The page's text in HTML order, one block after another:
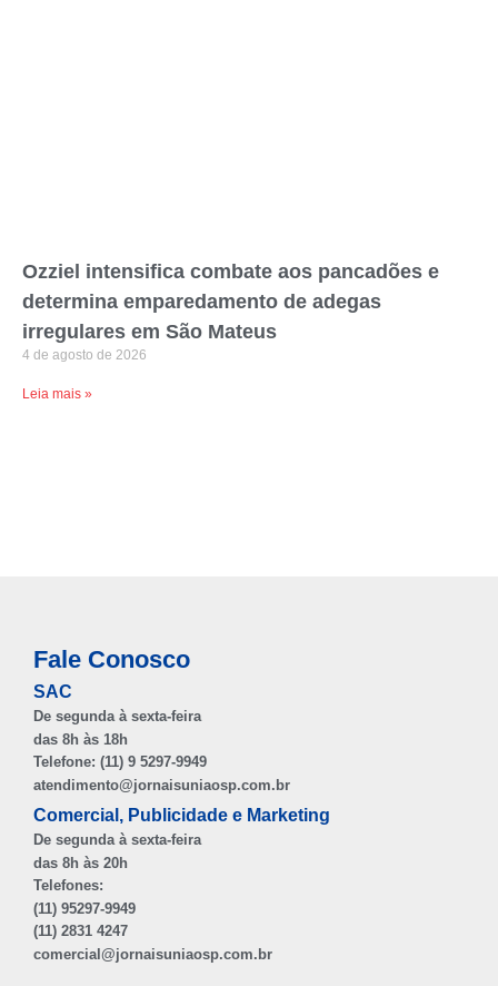
Ozziel intensifica combate aos pancadões e
determina emparedamento de adegas
irregulares em São Mateus
4 de agosto de 2026
Leia mais »
Fale Conosco
SAC
De segunda à sexta-feira
das 8h às 18h
Telefone: (11) 9 5297-9949
atendimento@jornaisuniaosp.com.br
Comercial, Publicidade e Marketing
De segunda à sexta-feira
das 8h às 20h
Telefones:
(11) 95297-9949
(11) 2831 4247
comercial@jornaisuniaosp.com.br